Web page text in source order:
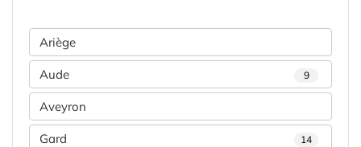
Ariège
Aude 9
Aveyron
Gard 14